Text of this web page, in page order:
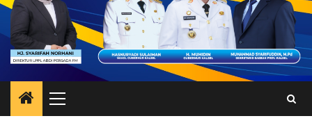
Primary
Menu